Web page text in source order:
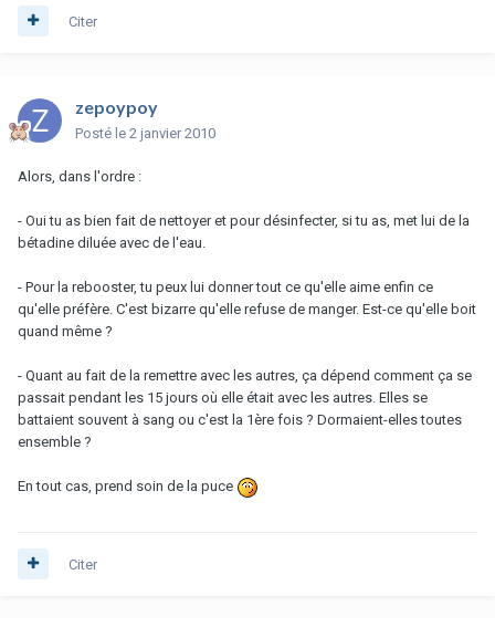
Citer
zepoypoy
Posté le 2 janvier 2010
Alors, dans l'ordre :
- Oui tu as bien fait de nettoyer et pour désinfecter, si tu as, met lui de la
bétadine diluée avec de l'eau.
- Pour la rebooster, tu peux lui donner tout ce qu'elle aime enfin ce
qu'elle préfère. C'est bizarre qu'elle refuse de manger. Est-ce qu'elle boit
quand même ?
- Quant au fait de la remettre avec les autres, ça dépend comment ça se
passait pendant les 15 jours où elle était avec les autres. Elles se
battaient souvent à sang ou c'est la 1ère fois ? Dormaient-elles toutes
ensemble ?
En tout cas, prend soin de la puce
Citer